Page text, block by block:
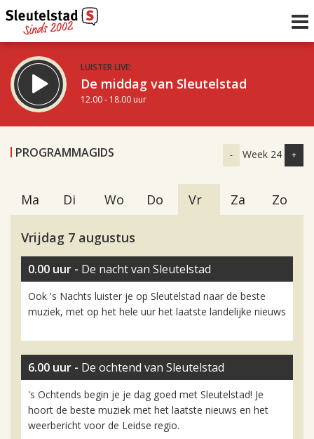
LUISTER LIVE:
De middag van Sleutelstad
12.00 - 18.00 uur
De vrijdagavond met Keanu
Inklappen
PROGRAMMAGIDS - Week 24 +
Ma Di Wo Do Vr Za Zo
Vrijdag 7 augustus
0.00 uur - De nacht van Sleutelstad
Ook 's Nachts luister je op Sleutelstad naar de beste
muziek, met op het hele uur het laatste landelijke nieuws
6.00 uur - De ochtend van Sleutelstad
's Ochtends begin je je dag goed met Sleutelstad! Je
hoort de beste muziek met het laatste nieuws en het
weerbericht voor de Leidse regio.